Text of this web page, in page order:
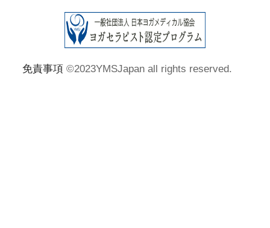
免責事項 ©2023YMSJapan all rights reserved.